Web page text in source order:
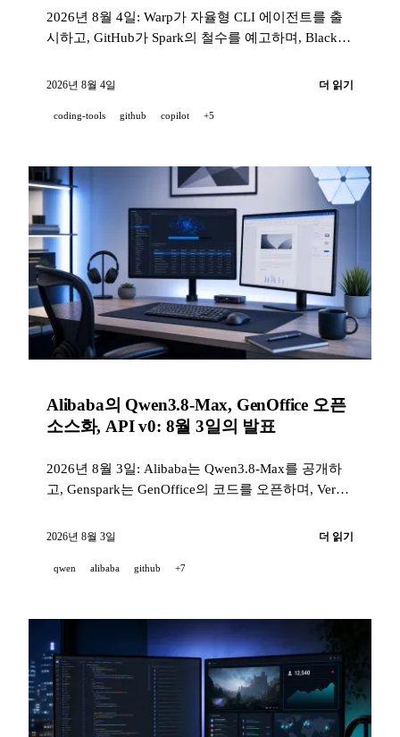
2026년 8월 4일: Warp가 자율형 CLI 에이전트를 출
시하고, GitHub가 Spark의 철수를 예고하며, Black
Alpamayo 2 Super를 선보이며, Mistral이 자체 모더
2026년 8월 4일 더 읽기
coding-tools github copilot +5
Alibaba의 Qwen3.8-Max, GenOffice 오픈
소스화, API v0: 8월 3일의 발표
2026년 8월 3일: Alibaba는 Qwen3.8-Max를 공개하
고, Genspark는 GenOffice의 코드를 오픈하며, Vercel
GitHub, Sakana AI, MiniMax H3, Runway는 여러 주
2026년 8월 3일 더 읽기
qwen alibaba github +7